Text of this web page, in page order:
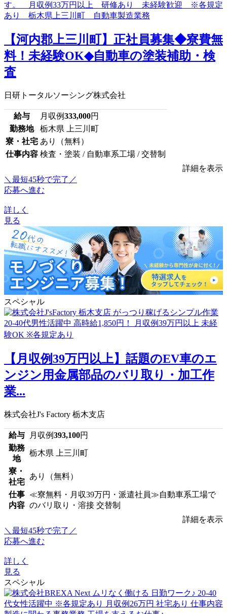
【河内郡上三川町】正社員募集◆寮費無
料！未経験OK◆自動車の塗装補助・検
査
日研トータルソーシング株式会社
給与 月収例333,000円
勤務地
栃木県 上三川町
寮・社宅 あり（無料）
仕事内容 検査・塗装 / 自動車系工場 / 交替制
詳細を表示
＼最短45秒で完了／
応募へ進む
詳しく
見る
スペシャル
【月収例39万円以上】話題のEV車のエ
ンジン用金属部品のバリ取り・加工作
業...
株式会社J's Factory 栃木支店
給与 月収例393,100円
勤務
地
栃木県 上三川町
寮・
社宅
あり（無料）
仕事
内容
≪寮無料・月収39万円・派遣社員≫自動車系工場で
のバリ取り・溶接 交替制
詳細を表示
＼最短45秒で完了／
応募へ進む
詳しく
見る
スペシャル